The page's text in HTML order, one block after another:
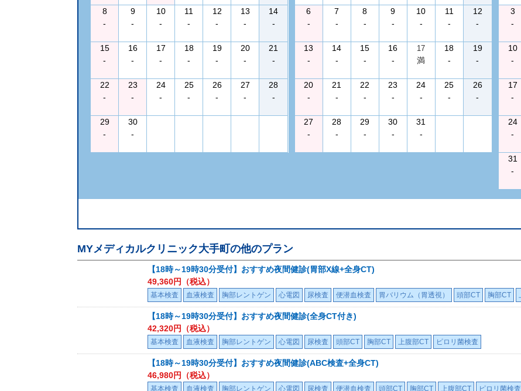
8
-
9
-
10
-
11
-
12
-
13
-
14
-
15
-
16
-
17
-
18
-
19
-
20
-
21
-
22
-
23
-
24
-
25
-
26
-
27
-
28
-
29
-
30
-
6
-
7
-
8
-
9
-
10
-
11
-
12
-
13
-
14
-
15
-
16
-
17
満
18
-
19
-
20
-
21
-
22
-
23
-
24
-
25
-
26
-
27
-
28
-
29
-
30
-
31
-
3
-
10
-
17
-
24
-
31
-
MYメディカルクリニック大手町の他のプラン
【18時～19時30分受付】おすすめ夜間健診(胃部X線+全身CT)
49,360円（税込）
基本検査 血液検査 胸部レントゲン 心電図 尿検査 便潜血検査 胃バリウム（胃透視） 頭部CT 胸部CT
【18時～19時30分受付】おすすめ夜間健診(全身CT付き)
42,320円（税込）
基本検査 血液検査 胸部レントゲン 心電図 尿検査 頭部CT 胸部CT 上腹部CT ピロリ菌検査
【18時～19時30分受付】おすすめ夜間健診(ABC検査+全身CT)
46,980円（税込）
基本検査 血液検査 胸部レントゲン 心電図 尿検査 便潜血検査 頭部CT 胸部CT 上腹部CT ピロリ菌検査